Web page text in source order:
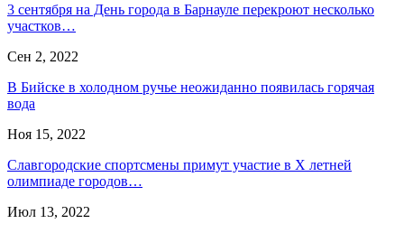
3 сентября на День города в Барнауле перекроют несколько
участков…
Сен 2, 2022
В Бийске в холодном ручье неожиданно появилась горячая
вода
Ноя 15, 2022
Славгородские спортсмены примут участие в X летней
олимпиаде городов…
Июл 13, 2022